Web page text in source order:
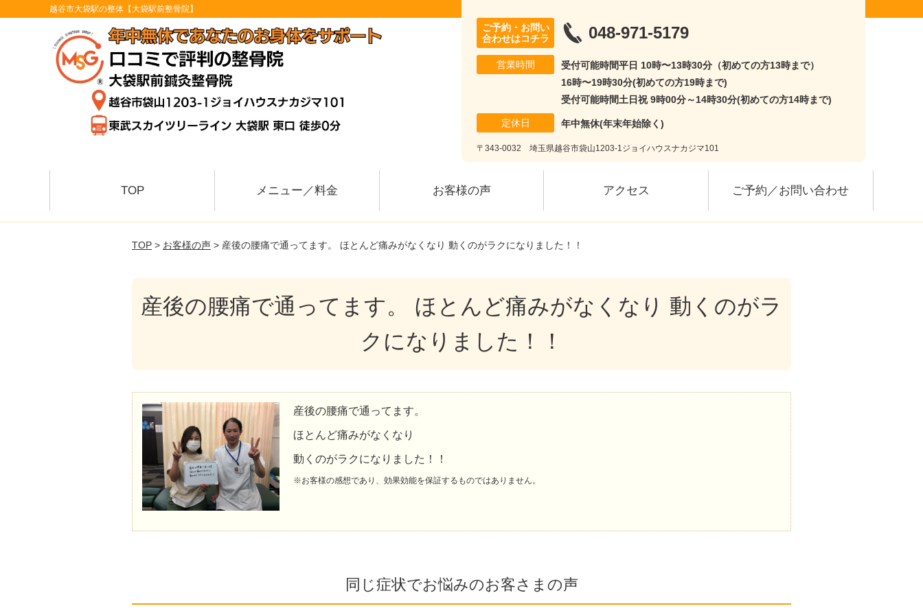
越谷市大袋駅の整体【大袋駅前整骨院】
ご予約・お問い
合わせはコチラ
048-971-5179
営業時間
受付可能時間平日 10時〜13時30分（初めての方13時まで）
16時〜19時30分(初めての方19時まで)
受付可能時間土日祝 9時00分～14時30分(初めての方14時まで)
定休日 年中無休(年末年始除く)
〒343-0032 埼玉県越谷市袋山1203-1ジョイハウスナカジマ101
TOP メニュー／料金 お客様の声 アクセス ご予約／お問い合わせ
TOP > お客様の声 > 産後の腰痛で通ってます。 ほとんど痛みがなくなり 動くのがラクになりました！！
産後の腰痛で通ってます。 ほとんど痛みがなくなり 動くのがラ
クになりました！！
産後の腰痛で通ってます。
ほとんど痛みがなくなり
動くのがラクになりました！！
※お客様の感想であり、効果効能を保証するものではありません。
同じ症状でお悩みのお客さまの声